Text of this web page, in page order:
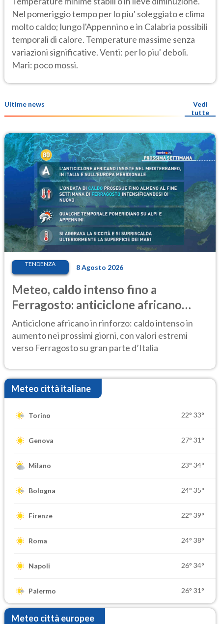
Nel pomeriggio tempo per lo piu' soleggiato e clima
molto caldo; lungo l'Appennino e in Calabria possibili
temporali di calore. Temperature massime senza
variazioni significative. Venti: per lo piu' deboli.
Mari: poco mossi.
Ultime news
Vedi
tutte
TENDENZA 8 Agosto 2026
Meteo, caldo intenso fino a
Ferragosto: anticiclone africano
ancora protagonista
Anticiclone africano in rinforzo: caldo intenso in
aumento nei prossimi giorni, con valori estremi
verso Ferragosto su gran parte d’Italia
Meteo città italiane
Torino 22° 33°
Genova 27° 31°
Milano 23° 34°
Bologna 24° 35°
Firenze 22° 39°
Roma 24° 38°
Napoli 26° 34°
Palermo 26° 31°
Meteo città europee